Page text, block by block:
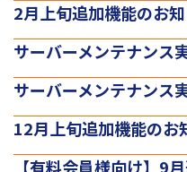
2月上旬追加機能のお
サーバーメンテナンス
サーバーメンテナンス
12月上旬追加機能のお
【有料会員様向け】9